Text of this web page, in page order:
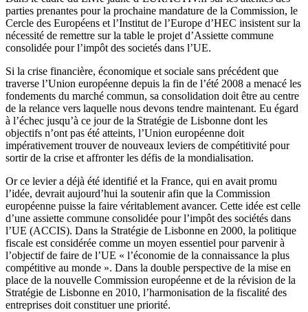
parties prenantes pour la prochaine mandature de la Commission, le
Cercle des Européens et l’Institut de l’Europe d’HEC insistent sur la
nécessité de remettre sur la table le projet d’Assiette commune
consolidée pour l’impôt des societés dans l’UE.
Si la crise financière, économique et sociale sans précédent que
traverse l’Union européenne depuis la fin de l’été 2008 a menacé les
fondements du marché commun, sa consolidation doit être au centre
de la relance vers laquelle nous devons tendre maintenant. Eu égard
à l’échec jusqu’à ce jour de la Stratégie de Lisbonne dont les
objectifs n’ont pas été atteints, l’Union européenne doit
impérativement trouver de nouveaux leviers de compétitivité pour
sortir de la crise et affronter les défis de la mondialisation.
Or ce levier a déjà été identifié et la France, qui en avait promu
l’idée, devrait aujourd’hui la soutenir afin que la Commission
européenne puisse la faire véritablement avancer. Cette idée est celle
d’une assiette commune consolidée pour l’impôt des sociétés dans
l’UE (ACCIS). Dans la Stratégie de Lisbonne en 2000, la politique
fiscale est considérée comme un moyen essentiel pour parvenir à
l’objectif de faire de l’UE « l’économie de la connaissance la plus
compétitive au monde ». Dans la double perspective de la mise en
place de la nouvelle Commission européenne et de la révision de la
Stratégie de Lisbonne en 2010, l’harmonisation de la fiscalité des
entreprises doit constituer une priorité.